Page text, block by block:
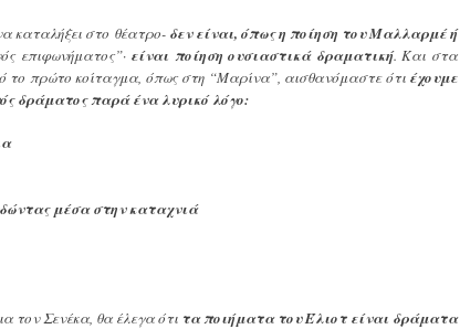
καταλήξει στο θέατρο- δεν είναι, όπως η ποίηση του Μαλλαρμέ ή
επιφωνήματος”· είναι ποίηση ουσιαστικά δραματική. Και στα
πρώτο κοίταγμα, όπως στη “Μαρίνα”, αισθανόμαστε ότι έχουμε
δράματος παρά ένα λυρικό λόγο:
δώντας μέσα στην καταχνιά
τον Σενέκα, θα έλεγα ότι τα ποιήματα του Έλιοτ είναι δράματα